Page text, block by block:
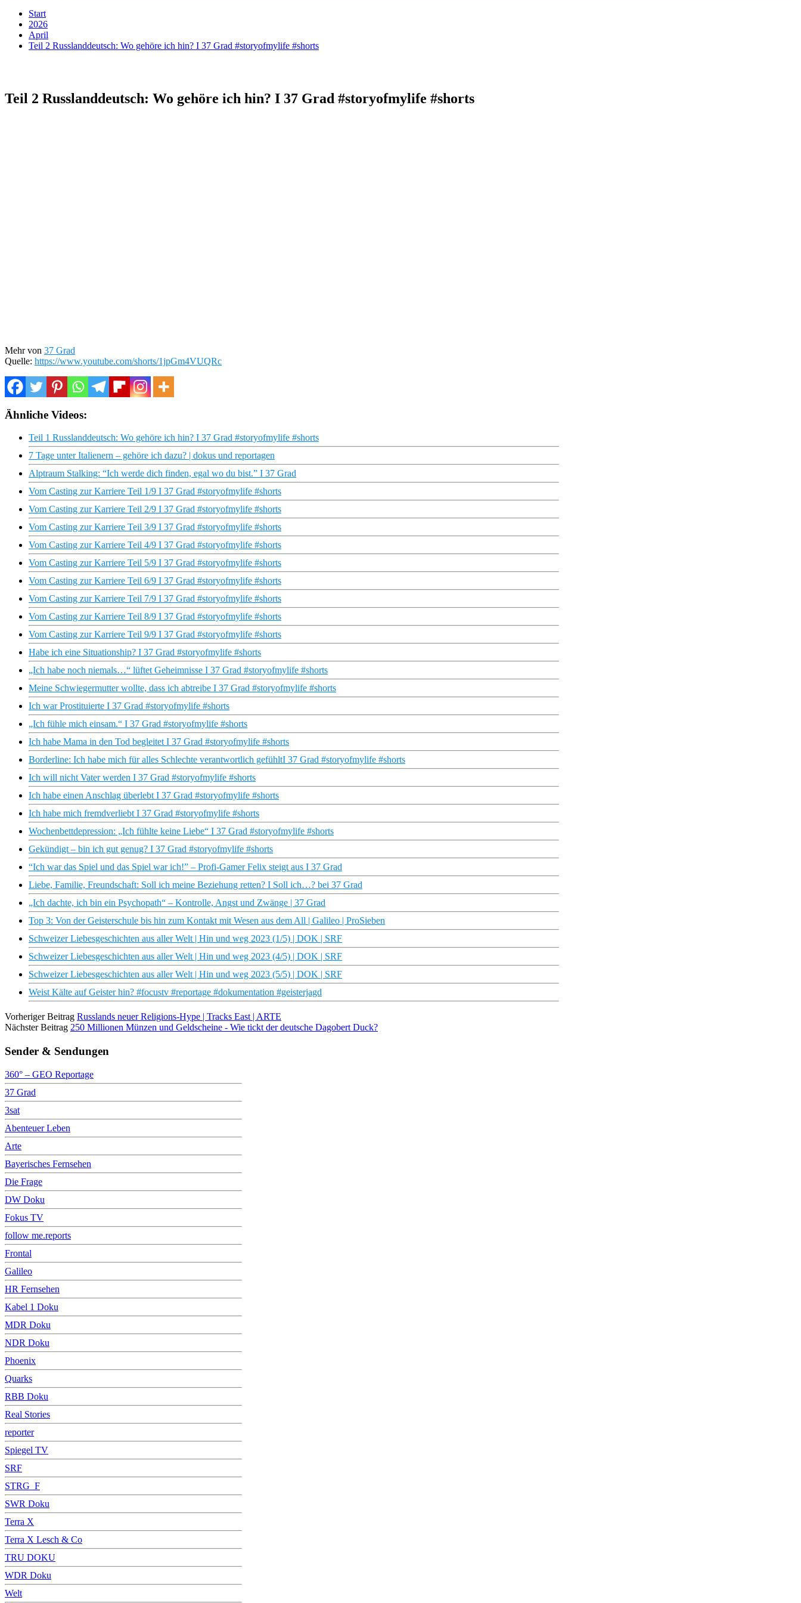
Start
2026
April
Teil 2 Russlanddeutsch: Wo gehöre ich hin? I 37 Grad #storyofmylife #shorts
Teil 2 Russlanddeutsch: Wo gehöre ich hin? I 37 Grad #storyofmylife #shorts
Mehr von 37 Grad
Quelle: https://www.youtube.com/shorts/1jpGm4VUQRc
Ähnliche Videos:
Teil 1 Russlanddeutsch: Wo gehöre ich hin? I 37 Grad #storyofmylife #shorts
7 Tage unter Italienern – gehöre ich dazu? | dokus und reportagen
Alptraum Stalking: “Ich werde dich finden, egal wo du bist.” I 37 Grad
Vom Casting zur Karriere Teil 1/9 I 37 Grad #storyofmylife #shorts
Vom Casting zur Karriere Teil 2/9 I 37 Grad #storyofmylife #shorts
Vom Casting zur Karriere Teil 3/9 I 37 Grad #storyofmylife #shorts
Vom Casting zur Karriere Teil 4/9 I 37 Grad #storyofmylife #shorts
Vom Casting zur Karriere Teil 5/9 I 37 Grad #storyofmylife #shorts
Vom Casting zur Karriere Teil 6/9 I 37 Grad #storyofmylife #shorts
Vom Casting zur Karriere Teil 7/9 I 37 Grad #storyofmylife #shorts
Vom Casting zur Karriere Teil 8/9 I 37 Grad #storyofmylife #shorts
Vom Casting zur Karriere Teil 9/9 I 37 Grad #storyofmylife #shorts
Habe ich eine Situationship? I 37 Grad #storyofmylife #shorts
„Ich habe noch niemals…“ lüftet Geheimnisse I 37 Grad #storyofmylife #shorts
Meine Schwiegermutter wollte, dass ich abtreibe I 37 Grad #storyofmylife #shorts
Ich war Prostituierte I 37 Grad #storyofmylife #shorts
„Ich fühle mich einsam.“ I 37 Grad #storyofmylife #shorts
Ich habe Mama in den Tod begleitet I 37 Grad #storyofmylife #shorts
Borderline: Ich habe mich für alles Schlechte verantwortlich gefühltI 37 Grad #storyofmylife #shorts
Ich will nicht Vater werden I 37 Grad #storyofmylife #shorts
Ich habe einen Anschlag überlebt I 37 Grad #storyofmylife #shorts
Ich habe mich fremdverliebt I 37 Grad #storyofmylife #shorts
Wochenbettdepression: „Ich fühlte keine Liebe“ I 37 Grad #storyofmylife #shorts
Gekündigt – bin ich gut genug? I 37 Grad #storyofmylife #shorts
“Ich war das Spiel und das Spiel war ich!” – Profi-Gamer Felix steigt aus I 37 Grad
Liebe, Familie, Freundschaft: Soll ich meine Beziehung retten? I Soll ich…? bei 37 Grad
„Ich dachte, ich bin ein Psychopath“ – Kontrolle, Angst und Zwänge | 37 Grad
Top 3: Von der Geisterschule bis hin zum Kontakt mit Wesen aus dem All | Galileo | ProSieben
Schweizer Liebesgeschichten aus aller Welt | Hin und weg 2023 (1/5) | DOK | SRF
Schweizer Liebesgeschichten aus aller Welt | Hin und weg 2023 (4/5) | DOK | SRF
Schweizer Liebesgeschichten aus aller Welt | Hin und weg 2023 (5/5) | DOK | SRF
Weist Kälte auf Geister hin? #focustv #reportage #dokumentation #geisterjagd
Vorheriger Beitrag Russlands neuer Religions-Hype | Tracks East | ARTE
Nächster Beitrag 250 Millionen Münzen und Geldscheine - Wie tickt der deutsche Dagobert Duck?
Sender & Sendungen
360° – GEO Reportage
37 Grad
3sat
Abenteuer Leben
Arte
Bayerisches Fernsehen
Die Frage
DW Doku
Fokus TV
follow me.reports
Frontal
Galileo
HR Fernsehen
Kabel 1 Doku
MDR Doku
NDR Doku
Phoenix
Quarks
RBB Doku
Real Stories
reporter
Spiegel TV
SRF
STRG_F
SWR Doku
Terra X
Terra X Lesch & Co
TRU DOKU
WDR Doku
Welt